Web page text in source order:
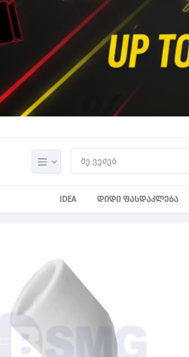
IDEA დიდი ფასდაკლება